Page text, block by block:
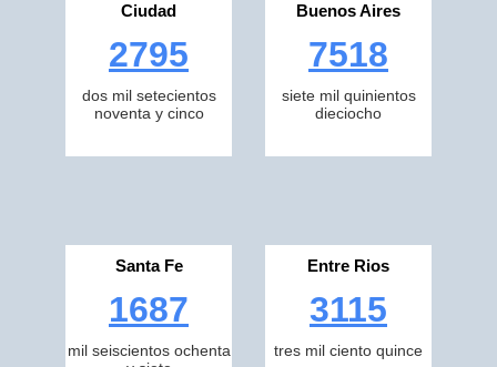
Ciudad
2795
dos mil setecientos
noventa y cinco
Buenos Aires
7518
siete mil quinientos
dieciocho
Santa Fe
1687
mil seiscientos ochenta
Entre Rios
3115
tres mil ciento quince